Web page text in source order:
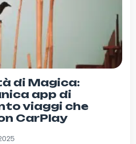
di Magica:
app di
viaggi che
CarPlay